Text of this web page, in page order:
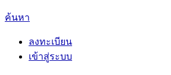
ค้นหา
ลงทะเบียน
เข้าสู่ระบบ